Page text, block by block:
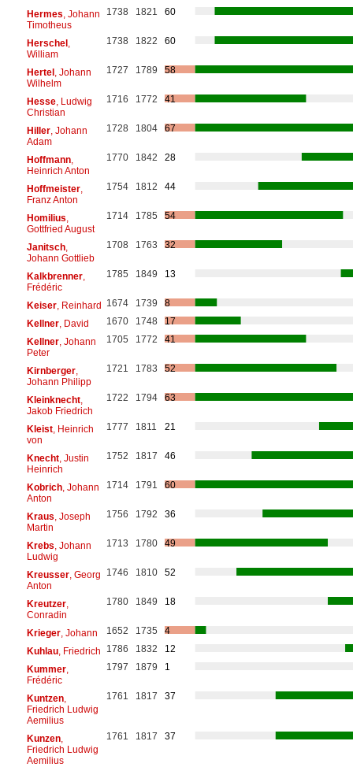
Hermes , Johann
Timotheus
1738 1821 60
Herschel,
William
1738 1822 60
Hertel, Johann
Wilhelm
1727 1789 58
Hesse, Ludwig
Christian
1716 1772 41
Hiller, Johann
Adam
1728 1804 67
Hoffmann,
Heinrich Anton
1770 1842 28
Hoffmeister,
Franz Anton
1754 1812 44
Homilius
Gottfried August
1714 1785 54
Janitsch,
Johann Gottlieb
1708 1763 32
Kalkbrenner,
Frédéric
1785 1849 13
Keiser, Reinhard 1674 1739
8
Kellner, David 1670 1748
17
Kellner, Johann
Peter
1705 1772 41
Kirnberger,
Johann Philipp
1721 1783 52
Kleinknecht,
Jakob Friedrich
1722 1794 63
Kleist, Heinrich
von
1777 1811 21
Knecht, Justin
Heinrich
1752 1817 46
Kobrich, Johann
Anton
1714 1791 60
Kraus , Joseph
Martin
1756 1792 36
Krebs , Johann
Ludwig
1713 1780 49
Kreusser, Georg
Anton
1746 1810 52
Kreutzer,
Conradin
1780 1849 18
Krieger, Johann 1652 1735
4
Kuhlau, Friedrich 1786 1832
12
Kummer,
Frédéric
1797 1879 1
Kuntzen,
Friedrich Ludwig
Aemilius
1761 1817 37
Kunzen,
Friedrich Ludwig
Aemilius
1761 1817 37